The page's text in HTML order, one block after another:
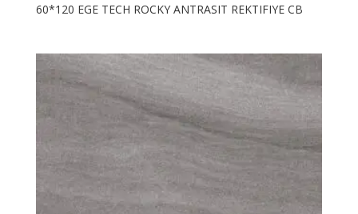
60*120 EGE TECH ROCKY ANTRASIT REKTIFIYE CB